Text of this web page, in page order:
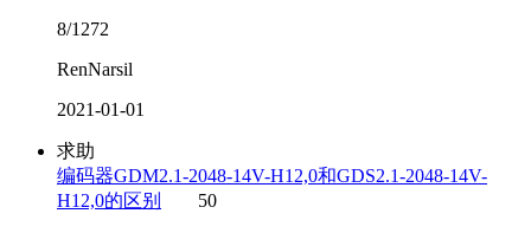
8/1272
RenNarsil
2021-01-01
求助
编码器GDM2.1-2048-14V-H12,0和GDS2.1-2048-14V-
H12,0的区别
50